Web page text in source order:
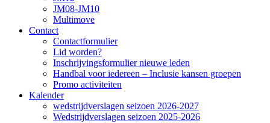
JM08-JM10
Multimove
Contact
Contactformulier
Lid worden?
Inschrijvingsformulier nieuwe leden
Handbal voor iedereen – Inclusie kansen groepen
Promo activiteiten
Kalender
wedstrijdverslagen seizoen 2026-2027
Wedstrijdverslagen seizoen 2025-2026